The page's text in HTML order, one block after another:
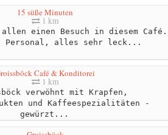
15 süße Minuten
1 km
einen Besuch in diesem Café.
Personal, alles sehr leck...
Café & Konditorei
1 km
verwöhnt mit Krapfen,
und Kaffeespezialitäten -
gewürzt...